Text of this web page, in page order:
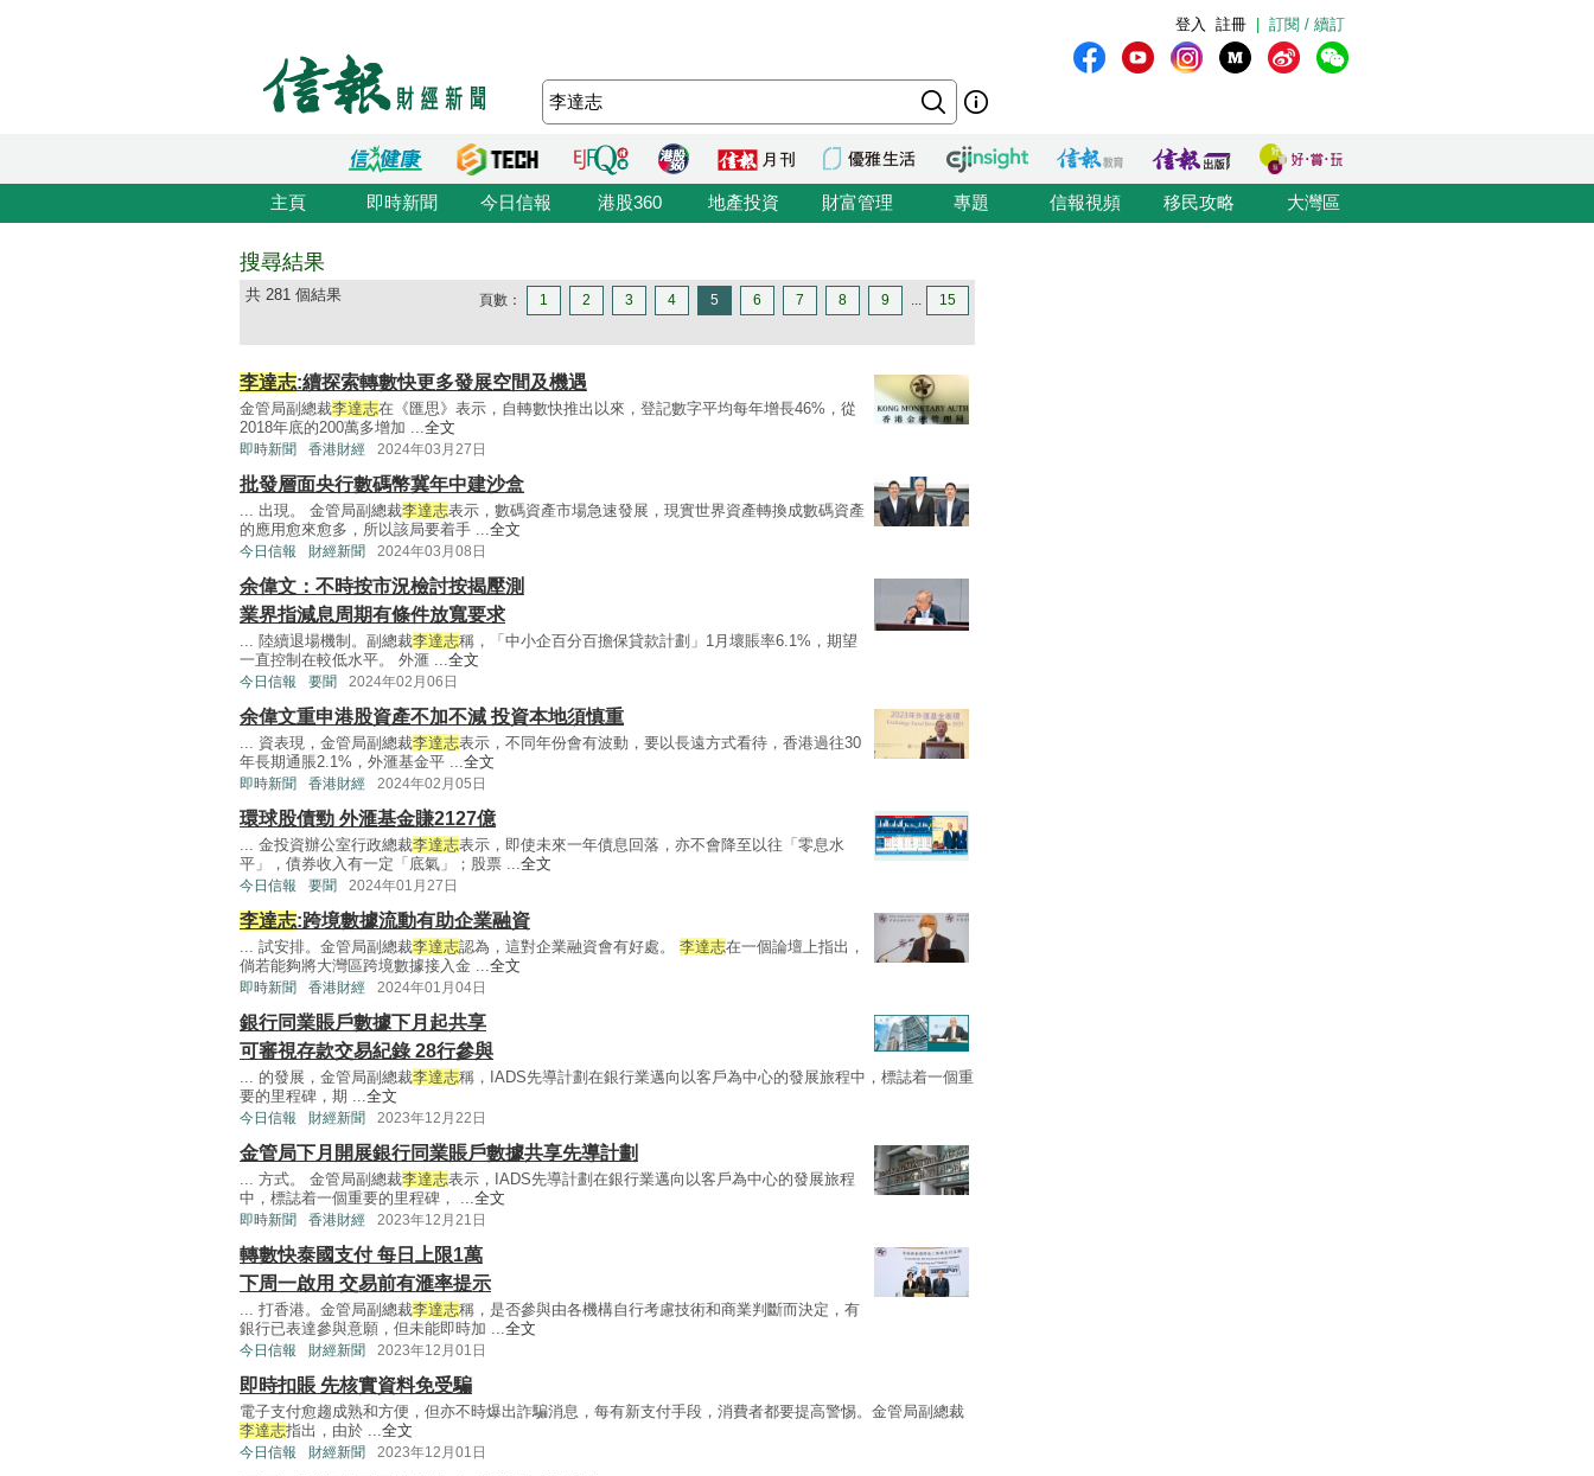
訂閱 / 續訂
註冊
登入
主頁 即時新聞 今日信報 港股360 地產投資 財富管理 專題 信報視頻 移民攻略 大灣區
搜尋結果
共 281 個結果 頁數： 1 2 3 4 5 6 7 8 9 ... 15
李達志:續探索轉數快更多發展空間及機遇
金管局副總裁李達志在《匯思》表示，自轉數快推出以來，登記數字平均每年增長46%，從
2018年底的200萬多增加 ...全文
即時新聞 香港財經 2024年03月27日
批發層面央行數碼幣冀年中建沙盒
... 出現。 金管局副總裁李達志表示，數碼資產市場急速發展，現實世界資產轉換成數碼資產
的應用愈來愈多，所以該局要着手 ...全文
今日信報 財經新聞 2024年03月08日
余偉文：不時按市況檢討按揭壓測
業界指減息周期有條件放寬要求
... 陸續退場機制。副總裁李達志稱，「中小企百分百擔保貸款計劃」1月壞賬率6.1%，期望
一直控制在較低水平。 外滙 ...全文
今日信報 要聞 2024年02月06日
余偉文重申港股資產不加不減 投資本地須慎重
... 資表現，金管局副總裁李達志表示，不同年份會有波動，要以長遠方式看待，香港過往30
年長期通脹2.1%，外滙基金平 ...全文
即時新聞 香港財經 2024年02月05日
環球股債勁 外滙基金賺2127億
... 金投資辦公室行政總裁李達志表示，即使未來一年債息回落，亦不會降至以往「零息水
平」，債券收入有一定「底氣」；股票 ...全文
今日信報 要聞 2024年01月27日
李達志:跨境數據流動有助企業融資
... 試安排。金管局副總裁李達志認為，這對企業融資會有好處。 李達志在一個論壇上指出，
倘若能夠將大灣區跨境數據接入金 ...全文
即時新聞 香港財經 2024年01月04日
銀行同業賬戶數據下月起共享
可審視存款交易紀錄 28行參與
... 的發展，金管局副總裁李達志稱，IADS先導計劃在銀行業邁向以客戶為中心的發展旅程中，標誌着一個重
要的里程碑，期 ...全文
今日信報 財經新聞 2023年12月22日
金管局下月開展銀行同業賬戶數據共享先導計劃
... 方式。 金管局副總裁李達志表示，IADS先導計劃在銀行業邁向以客戶為中心的發展旅程
中，標誌着一個重要的里程碑， ...全文
即時新聞 香港財經 2023年12月21日
轉數快泰國支付 每日上限1萬
下周一啟用 交易前有滙率提示
... 打香港。金管局副總裁李達志稱，是否參與由各機構自行考慮技術和商業判斷而決定，有
銀行已表達參與意願，但未能即時加 ...全文
今日信報 財經新聞 2023年12月01日
即時扣賬 先核實資料免受騙
電子支付愈趨成熟和方便，但亦不時爆出詐騙消息，每有新支付手段，消費者都要提高警惕。金管局副總裁
李達志指出，由於 ...全文
今日信報 財經新聞 2023年12月01日